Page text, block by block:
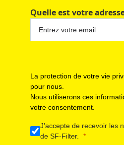
Quelle est votre
La protection de votre vie
pour nous.
Nous utiliserons ces
votre consentement.
J'accepte de recevoir les
de SF-Filter.